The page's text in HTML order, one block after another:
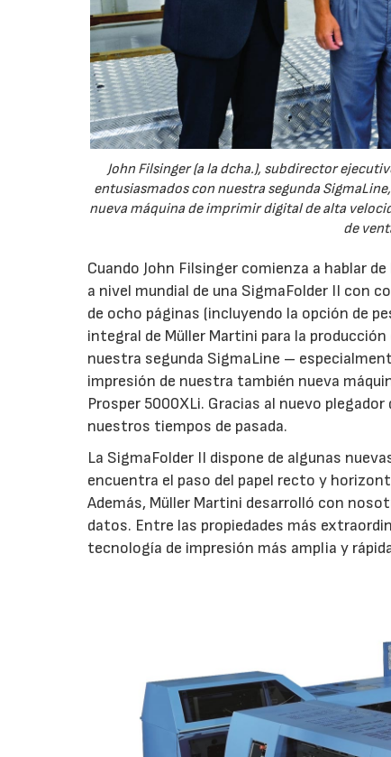
John Filsinger (a la dcha.), subdirector
entusiasmados con nuestra segunda
nueva máquina de imprimir digital de alta
de
Cuando John Filsinger comienza a hablar
a nivel mundial de una SigmaFolder II con
de ocho páginas (incluyendo la opción de
integral de Müller Martini para la
nuestra segunda SigmaLine –
impresión de nuestra también nueva
Prosper 5000XLi. Gracias al nuevo
nuestros tiempos de pasada.
La SigmaFolder II dispone de algunas
encuentra el paso del papel recto y
Además, Müller Martini desarrolló con
datos. Entre las propiedades más
tecnología de impresión más amplia y